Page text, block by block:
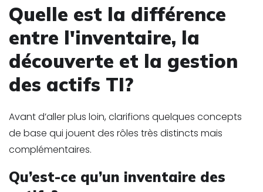
Quelle est la différence
entre l'inventaire, la
découverte et la gestion
des actifs TI?
Avant d’aller plus loin, clarifions quelques concepts
de base qui jouent des rôles très distincts mais
complémentaires.
Qu’est-ce qu’un inventaire des